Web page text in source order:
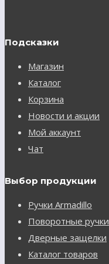
Подсказки
Магазин
Каталог
Корзина
Новости и акции
Мой аккаунт
Чат
Выбор продукции
Ручки Armadillo
Поворотные ручки
Дверные защелки
Каталог товаров